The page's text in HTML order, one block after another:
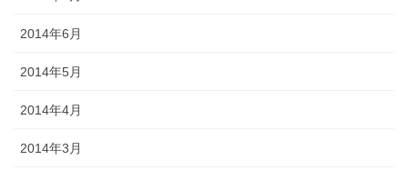
2014年6月
2014年5月
2014年4月
2014年3月